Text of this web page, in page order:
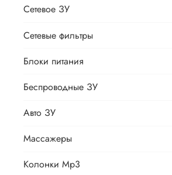
Сетевое ЗУ
Сетевые фильтры
Блоки питания
Беспроводные ЗУ
Авто ЗУ
Массажеры
Колонки Mp3